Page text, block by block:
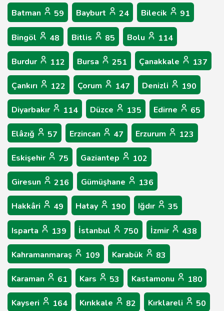
Batman 59 Bayburt 24 Bilecik 91
Bingöl 48 Bitlis 85 Bolu 114
Burdur 112 Bursa 251 Çanakkale 137
Çankırı 122 Çorum 147 Denizli 190
Diyarbakır 114 Düzce 135 Edirne 65
Elâzığ 57 Erzincan 47 Erzurum 123
Eskişehir 75 Gaziantep 102
Giresun 216 Gümüşhane 136
Hakkâri 49 Hatay 190 Iğdır 35
Isparta 139 İstanbul 750 İzmir 438
Kahramanmaraş 109 Karabük 83
Karaman 61 Kars 53 Kastamonu 180
Kayseri 164 Kırıkkale 82 Kırklareli 50